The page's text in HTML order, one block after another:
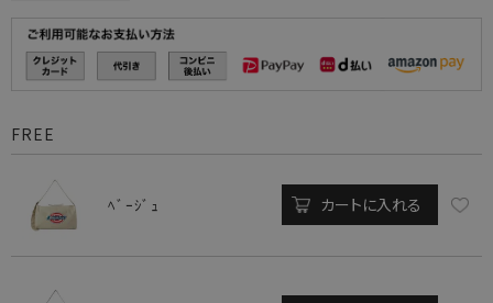
FREE
ﾍﾞｰｼﾞｭ カートに入れる